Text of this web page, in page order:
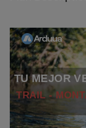
TU MEJOR
TRAIL -